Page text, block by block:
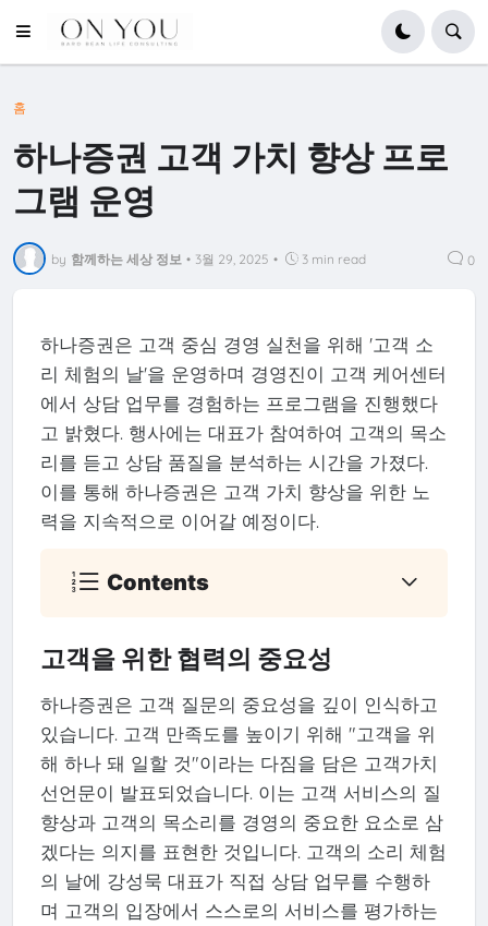
홈
하나증권 고객 가치 향상 프로
그램 운영
by 함께하는 세상 정보 • 3월 29, 2025 • 3 min read 0
하나증권은 고객 중심 경영 실천을 위해 '고객 소
리 체험의 날'을 운영하며 경영진이 고객 케어센터
에서 상담 업무를 경험하는 프로그램을 진행했다
고 밝혔다. 행사에는 대표가 참여하여 고객의 목소
리를 듣고 상담 품질을 분석하는 시간을 가졌다.
이를 통해 하나증권은 고객 가치 향상을 위한 노
력을 지속적으로 이어갈 예정이다.
Contents
고객을 위한 협력의 중요성
하나증권은 고객 질문의 중요성을 깊이 인식하고
있습니다. 고객 만족도를 높이기 위해 "고객을 위
해 하나 돼 일할 것"이라는 다짐을 담은 고객가치
선언문이 발표되었습니다. 이는 고객 서비스의 질
향상과 고객의 목소리를 경영의 중요한 요소로 삼
겠다는 의지를 표현한 것입니다. 고객의 소리 체험
의 날에 강성묵 대표가 직접 상담 업무를 수행하
며 고객의 입장에서 스스로의 서비스를 평가하는